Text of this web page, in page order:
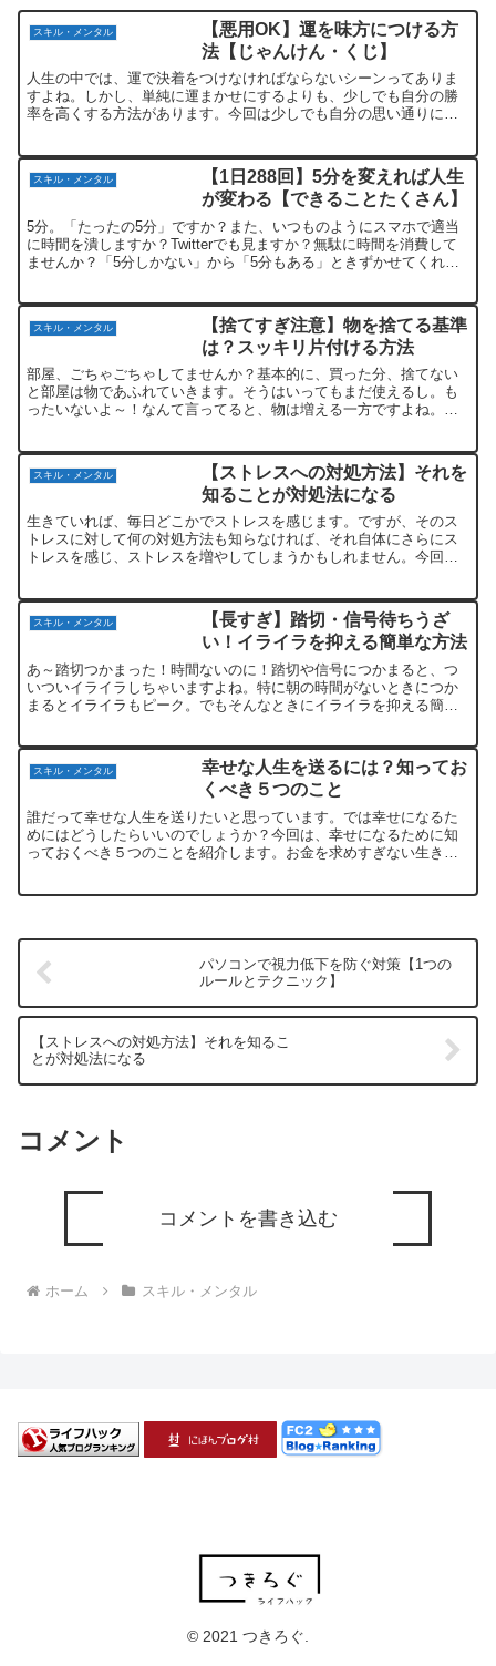
スキル・メンタル
【悪用OK】運を味方につける方
法【じゃんけん・くじ】
人生の中では、運で決着をつけなければならないシーンってありま
すよね。しかし、単純に運まかせにするよりも、少しでも自分の勝
率を高くする方法があります。今回は少しでも自分の思い通りにす
スキル・メンタル
【1日288回】5分を変えれば人生
が変わる【できることたくさん】
5分。「たったの5分」ですか？また、いつものようにスマホで適当
に時間を潰しますか？Twitterでも見ますか？無駄に時間を消費して
ませんか？「5分しかない」から「5分もある」ときずかせてくれた
スキル・メンタル
【捨てすぎ注意】物を捨てる基準
は？スッキリ片付ける方法
部屋、ごちゃごちゃしてませんか？基本的に、買った分、捨てない
と部屋は物であふれていきます。そうはいってもまだ使えるし。も
ったいないよ～！なんて言ってると、物は増える一方ですよね。と
スキル・メンタル
【ストレスへの対処方法】それを
知ることが対処法になる
生きていれば、毎日どこかでストレスを感じます。ですが、そのス
トレスに対して何の対処方法も知らなければ、それ自体にさらにス
トレスを感じ、ストレスを増やしてしまうかもしれません。今回は
スキル・メンタル
【長すぎ】踏切・信号待ちうざ
い！イライラを抑える簡単な方法
あ～踏切つかまった！時間ないのに！踏切や信号につかまると、つ
いついイライラしちゃいますよね。特に朝の時間がないときにつか
まるとイライラもピーク。でもそんなときにイライラを抑える簡単
スキル・メンタル
幸せな人生を送るには？知ってお
くべき５つのこと
誰だって幸せな人生を送りたいと思っています。では幸せになるた
めにはどうしたらいいのでしょうか？今回は、幸せになるために知
っておくべき５つのことを紹介します。お金を求めすぎない生きて
パソコンで視力低下を防ぐ対策【1つの
ルールとテクニック】
【ストレスへの対処方法】それを知るこ
とが対処法になる
コメント
コメントを書き込む
ホーム スキル・メンタル
© 2021 つきろぐ.